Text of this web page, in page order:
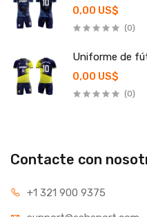
0,00 US$
(0)
Uniforme de
0,00 US$
(0)
Contacte con
+1 321 900 9375